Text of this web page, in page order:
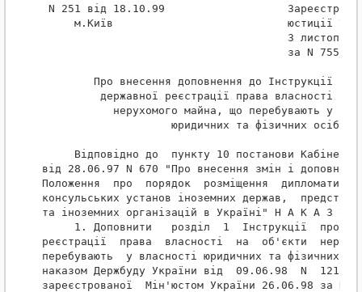
N 251 від 18.10.99                   Зареєстровано
м.Київ                           юстиції
3 листопада
за N 755/
Про внесення доповнення до Інструкції про
державної реєстрації права власності на
нерухомого майна, що перебувають у
                    юридичних та фізичних осіб
Відповідно до  пункту 10 постанови Кабінету
від 28.06.97 N 670 "Про внесення змін і
Положення  про  порядок  розміщення
консульських установ іноземних держав,
та іноземних організацій в Україні" Н А К А З У
     1. Доповнити
розділ  1  Інструкції  про
реєстрації  права  власності  на  об'єкти
перебувають  у власності юридичних та фізичних
наказом Держбуду України від  09.06.98  N  121
зареєстрованої  Мін'юстом України 26.06.98 за N